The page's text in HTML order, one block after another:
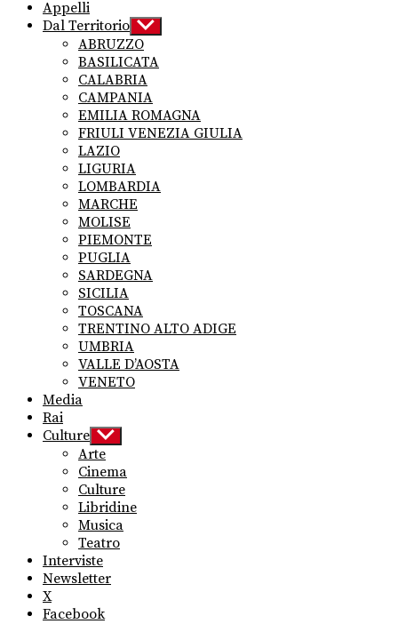
Appelli
Dal Territorio Show
sub
menu
ABRUZZO
BASILICATA
CALABRIA
CAMPANIA
EMILIA ROMAGNA
FRIULI VENEZIA GIULIA
LAZIO
LIGURIA
LOMBARDIA
MARCHE
MOLISE
PIEMONTE
PUGLIA
SARDEGNA
SICILIA
TOSCANA
TRENTINO ALTO ADIGE
UMBRIA
VALLE D’AOSTA
VENETO
Media
Rai
Culture Show
sub
menu
Arte
Cinema
Culture
Libridine
Musica
Teatro
Interviste
Newsletter
X
Facebook